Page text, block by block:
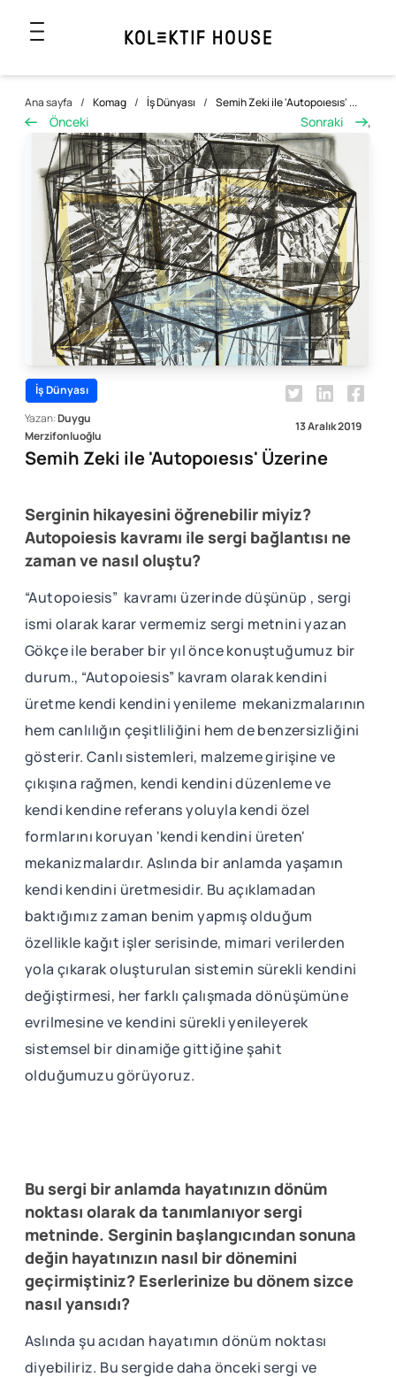
Ana sayfa / Komag / İş Dünyası / Semih Zeki ile 'Autopoıesıs' ...
Önceki Sonraki ,
İş Dünyası
Yazan:Duygu
Merzifonluoğlu
13 Aralık 2019
Semih Zeki ile 'Autopoıesıs' Üzerine
Serginin hikayesini öğrenebilir miyiz?
Autopoiesis kavramı ile sergi bağlantısı ne
zaman ve nasıl oluştu?
“Autopoiesis” kavramı üzerinde düşünüp , sergi
ismi olarak karar vermemiz sergi metnini yazan
Gökçe ile beraber bir yıl önce konuştuğumuz bir
durum., “Autopoiesis” kavram olarak kendini
üretme kendi kendini yenileme mekanizmalarının
hem canlılığın çeşitliliğini hem de benzersizliğini
gösterir. Canlı sistemleri, malzeme girişine ve
çıkışına rağmen, kendi kendini düzenleme ve
kendi kendine referans yoluyla kendi özel
formlarını koruyan 'kendi kendini üreten'
mekanizmalardır. Aslında bir anlamda yaşamın
kendi kendini üretmesidir. Bu açıklamadan
baktığımız zaman benim yapmış olduğum
özellikle kağıt işler serisinde, mimari verilerden
yola çıkarak oluşturulan sistemin sürekli kendini
değiştirmesi, her farklı çalışmada dönüşümüne
evrilmesine ve kendini sürekli yenileyerek
sistemsel bir dinamiğe gittiğine şahit
olduğumuzu görüyoruz.
Bu sergi bir anlamda hayatınızın dönüm
noktası olarak da tanımlanıyor sergi
metninde. Serginin başlangıcından sonuna
değin hayatınızın nasıl bir dönemini
geçirmiştiniz? Eserlerinize bu dönem sizce
nasıl yansıdı?
Aslında şu acıdan hayatımın dönüm noktası
diyebiliriz. Bu sergide daha önceki sergi ve